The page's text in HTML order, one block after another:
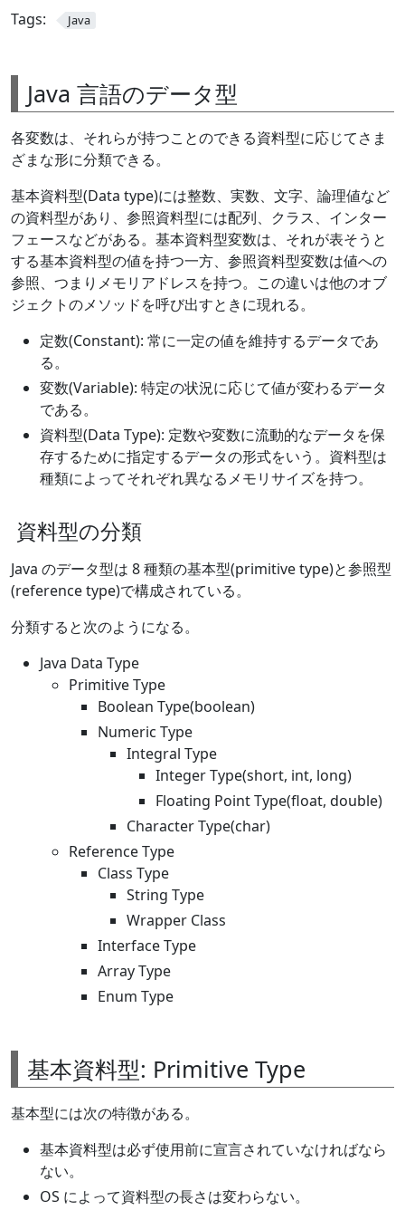
Tags: Java
Java 言語のデータ型
各変数は、それらが持つことのできる資料型に応じてさま
ざまな形に分類できる。
基本資料型(Data type)には整数、実数、文字、論理値など
の資料型があり、参照資料型には配列、クラス、インター
フェースなどがある。基本資料型変数は、それが表そうと
する基本資料型の値を持つ一方、参照資料型変数は値への
参照、つまりメモリアドレスを持つ。この違いは他のオブ
ジェクトのメソッドを呼び出すときに現れる。
定数(Constant): 常に一定の値を維持するデータであ
る。
変数(Variable): 特定の状況に応じて値が変わるデータ
である。
資料型(Data Type): 定数や変数に流動的なデータを保
存するために指定するデータの形式をいう。資料型は
種類によってそれぞれ異なるメモリサイズを持つ。
資料型の分類
Java のデータ型は 8 種類の基本型(primitive type)と参照型
(reference type)で構成されている。
分類すると次のようになる。
Java Data Type
Primitive Type
Boolean Type(boolean)
Numeric Type
Integral Type
Integer Type(short, int, long)
Floating Point Type(float, double)
Character Type(char)
Reference Type
Class Type
String Type
Wrapper Class
Interface Type
Array Type
Enum Type
基本資料型: Primitive Type
基本型には次の特徴がある。
基本資料型は必ず使用前に宣言されていなければなら
ない。
OS によって資料型の長さは変わらない。